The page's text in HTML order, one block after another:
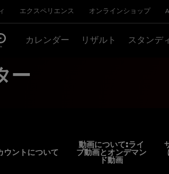
エクスペリエンス オンラインショップ
カレンダー リザルト スタンデ
ー
ウントについて
動画について:ライ
ブ動画とオンデマン
ド動画